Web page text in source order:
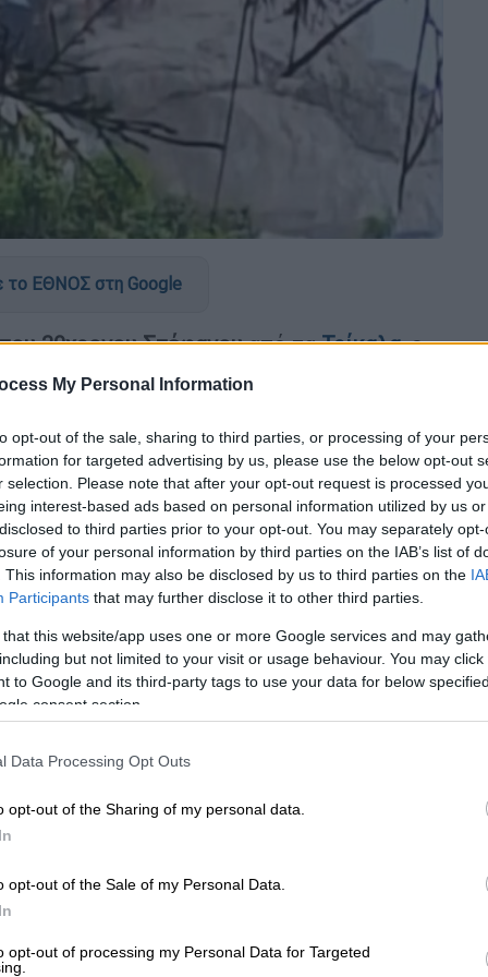
My Personal Information
opt-out of the sale, sharing to third parties, or processing of your
for targeted advertising by us, please use the below opt-out
selection. Please note that after your opt-out request is processed
interest-based ads based on personal information utilized by us
to third parties prior to your opt-out. You may separately
of your personal information by third parties on the IAB’s list of
This information may also be disclosed by us to third parties on the
Participants that may further disclose it to other third parties.
that this website/app uses one or more Google services and may
but not limited to your visit or usage behaviour. You may
to Google and its third-party tags to use your data for below
consent section.
Data Processing Opt Outs
opt-out of the Sharing of my personal data.
opt-out of the Sale of my Personal Data.
opt-out of processing my Personal Data for Targeted
το ΕΘΝΟΣ στη Google
30χρονου Στέφανουαπό ταΤρίκαλα, ο
του Καθίσματος στη Λευκάδα
είχε ταξιδέψει στο νησί με φίλους του
την τραγική κατάληξη.
στα μάτια των φίλων του
από τον ΑΝΤ1, αποτυπώνονται οι
Άνθρωποι προσπαθούν να τον
δυνατά κύματα, όμως ο 30χρονος
. Στο βίντεο φαίνεται να παλεύει για
του πετούν σωσίβια και σχοινιά,
προσέκρουσε σε ρυμουλκό και
επιβάτες
απειλεί να πέσει από τον 5ο